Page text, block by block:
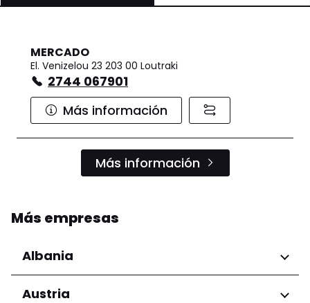
MERCADO
El. Venizelou 23 203 00 Loutraki
2744 067901
Más información
Más información
Más empresas
Albania
Regiones
Austria